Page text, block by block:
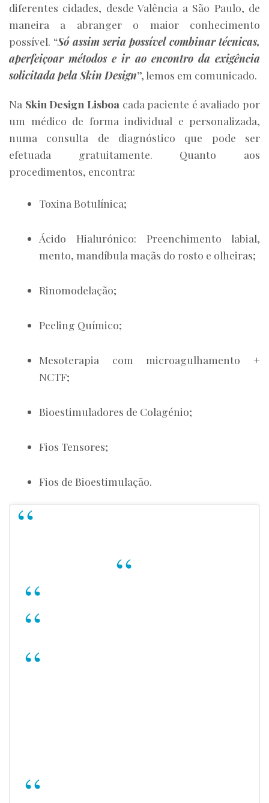
diferentes cidades, desde Valência a São Paulo, de
maneira a abranger o maior conhecimento
possível. “Só assim seria possível combinar técnicas,
aperfeiçoar métodos e ir ao encontro da exigência
solicitada pela Skin Design”, lemos em comunicado.
Na Skin Design Lisboa cada paciente é avaliado por
um médico de forma individual e personalizada,
numa consulta de diagnóstico que pode ser
efetuada gratuitamente. Quanto aos
procedimentos, encontra:
Toxina Botulínica;
Ácido Hialurónico: Preenchimento labial,
mento, mandíbula maçãs do rosto e olheiras;
Rinomodelação;
Peeling Químico;
Mesoterapia com microagulhamento +
NCTF;
Bioestimuladores de Colagénio;
Fios Tensores;
Fios de Bioestimulação.